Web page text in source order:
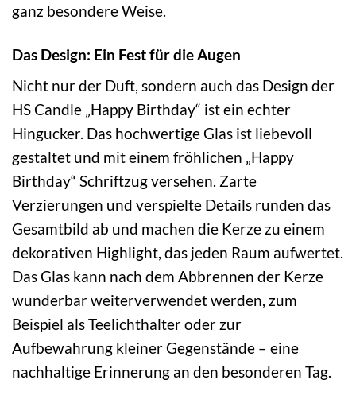
ganz besondere Weise.
Das Design: Ein Fest für die Augen
Nicht nur der Duft, sondern auch das Design der
HS Candle „Happy Birthday“ ist ein echter
Hingucker. Das hochwertige Glas ist liebevoll
gestaltet und mit einem fröhlichen „Happy
Birthday“ Schriftzug versehen. Zarte
Verzierungen und verspielte Details runden das
Gesamtbild ab und machen die Kerze zu einem
dekorativen Highlight, das jeden Raum aufwertet.
Das Glas kann nach dem Abbrennen der Kerze
wunderbar weiterverwendet werden, zum
Beispiel als Teelichthalter oder zur
Aufbewahrung kleiner Gegenstände – eine
nachhaltige Erinnerung an den besonderen Tag.